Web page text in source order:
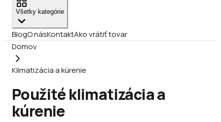
Všetky kategórie
BlogO násKontaktAko vrátiť tovar
Domov
Klimatizácia a kúrenie
Použité klimatizácia a
kúrenie